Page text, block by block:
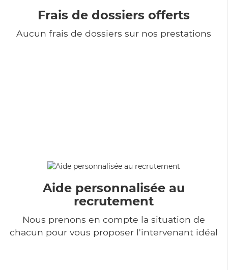
Frais de dossiers offerts
Aucun frais de dossiers sur nos prestations
Aide personnalisée au
recrutement
Nous prenons en compte la situation de
chacun pour vous proposer l'intervenant idéal